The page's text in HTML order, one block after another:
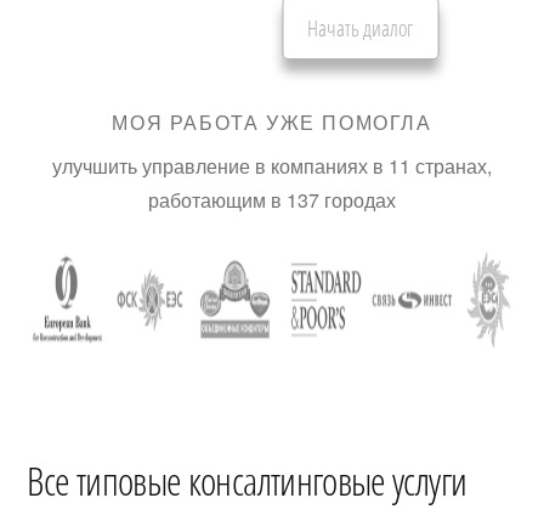
Начать диалог
МОЯ РАБОТА УЖЕ ПОМОГЛА
улучшить управление в компаниях в 11 странах,
работающим в 137 городах
Все типовые консалтинговые услуги